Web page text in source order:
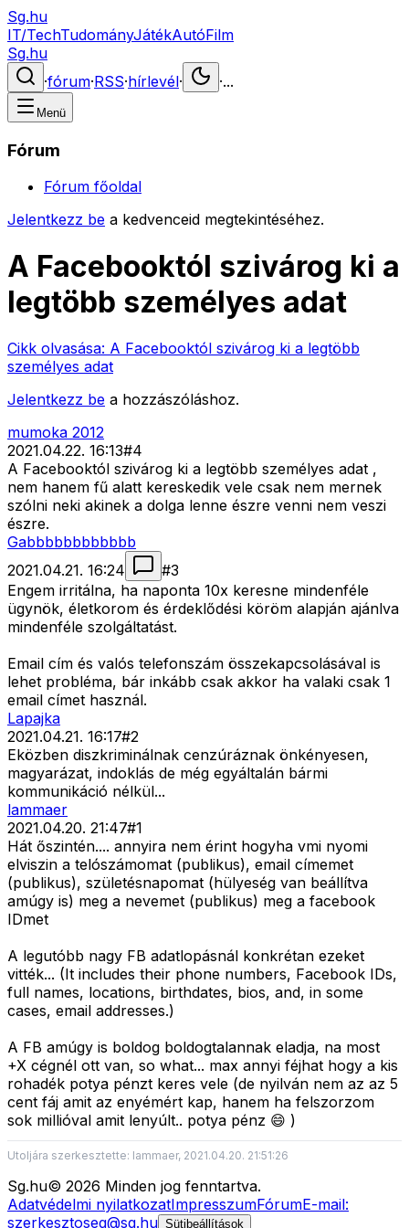
Sg.hu
IT/TechTudományJátékAutóFilm
Sg.hu
·fórum·RSS·hírlevél· ·...
Menü
Fórum
Fórum főoldal
Jelentkezz be a kedvenceid megtekintéséhez.
A Facebooktól szivárog ki a
legtöbb személyes adat
Cikk olvasása: A Facebooktól szivárog ki a legtöbb
személyes adat
Jelentkezz be a hozzászóláshoz.
mumoka 2012
2021.04.22. 16:13#4
A Facebooktól szivárog ki a legtöbb személyes adat ,
nem hanem fű alatt kereskedik vele csak nem mernek
szólni neki akinek a dolga lenne észre venni nem veszi
észre.
Gabbbbbbbbbbbb
2021.04.21. 16:24
#3
Engem irritálna, ha naponta 10x keresne mindenféle
ügynök, életkorom és érdeklődési köröm alapján ajánlva
mindenféle szolgáltatást.
Email cím és valós telefonszám összekapcsolásával is
lehet probléma, bár inkább csak akkor ha valaki csak 1
email címet használ.
Lapajka
2021.04.21. 16:17#2
Eközben diszkriminálnak cenzúráznak önkényesen,
magyarázat, indoklás de még egyáltalán bármi
kommunikáció nélkül...
lammaer
2021.04.20. 21:47#1
Hát őszintén.... annyira nem érint hogyha vmi nyomi
elviszin a telószámomat (publikus), email címemet
(publikus), születésnapomat (hülyeség van beállítva
amúgy is) meg a nevemet (publikus) meg a facebook
IDmet
A legutóbb nagy FB adatlopásnál konkrétan ezeket
vitték... (It includes their phone numbers, Facebook IDs,
full names, locations, birthdates, bios, and, in some
cases, email addresses.)
A FB amúgy is boldog boldogtalannak eladja, na most
+X cégnél ott van, so what... max annyi féjhat hogy a kis
rohadék potya pénzt keres vele (de nyilván nem az az 5
cent fáj amit az enyémért kap, hanem ha felszorzom
sok millióval amit lenyúlt.. potya pénz 😄 )
Utoljára szerkesztette: lammaer, 2021.04.20. 21:51:26
Sg.hu© 2026 Minden jog fenntartva.
Adatvédelmi nyilatkozatImpresszumFórumE-mail:
szerkesztoseg@sg.hu Sütibeállítások